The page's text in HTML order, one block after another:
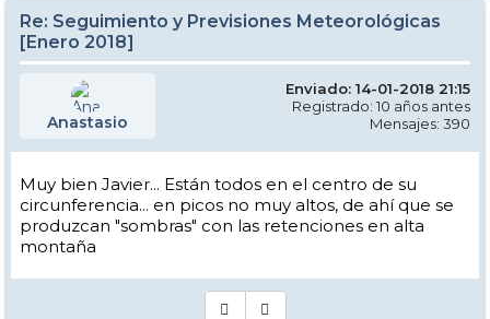
Re: Seguimiento y Previsiones Meteorológicas
[Enero 2018]
Anastasio
Enviado: 14-01-2018 21:15
Registrado: 10 años antes
Mensajes: 390
Muy bien Javier... Están todos en el centro de su
circunferencia... en picos no muy altos, de ahí que se
produzcan "sombras" con las retenciones en alta
montaña